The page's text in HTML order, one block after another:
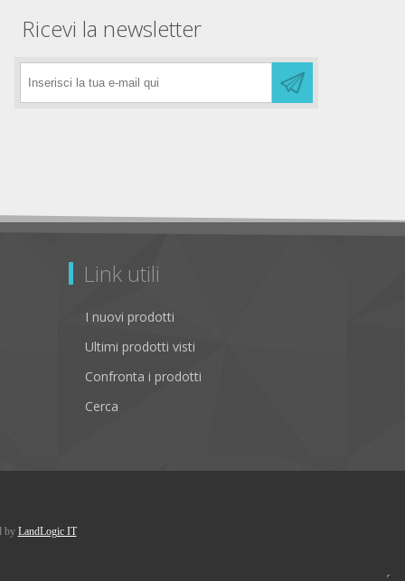
Ricevi la newsletter
Link utili
I nuovi prodotti
Ultimi prodotti visti
Confronta i prodotti
Cerca
by LandLogic IT